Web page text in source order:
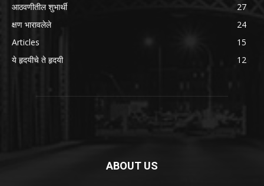
आठवणीतील शुभार्थी
27
क्षण भारावलेले
24
Articles
15
ये हृदयीचे ते हृदयी
12
ABOUT US